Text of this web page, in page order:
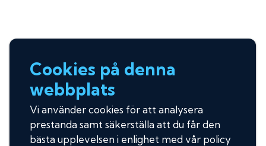
Cookies på denna
webbplats
Vi använder cookies för att analysera
prestanda samt säkerställa att du får den
bästa upplevelsen i enlighet med vår policy